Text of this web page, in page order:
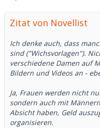
Zitat von Novellist
Ich denke auch, dass
sind ("Wichsvorlagen").
verschiedene Damen auf
Bildern und Videos an -
Ja, Frauen werden nicht
sondern auch mit
Absicht haben, Geld
organisieren.